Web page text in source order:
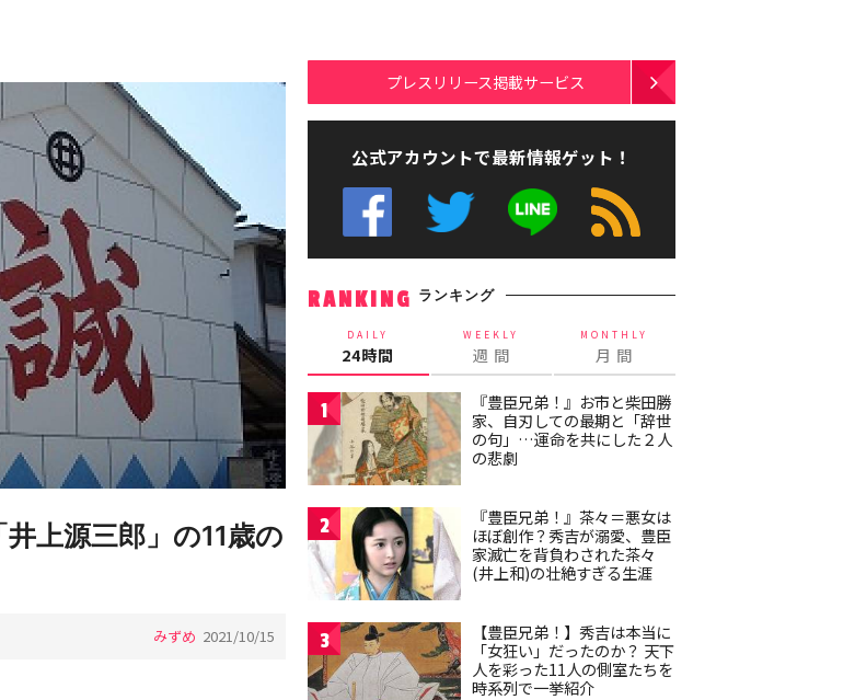
上源三郎」の11歳の
みずめ 2021/10/15
プレスリリース掲載サービス
公式アカウントで最新情報ゲット！
RANKING ランキング
DAILY
24時間
WEEKLY
週 間
MONTHLY
月 間
1
『豊臣兄弟！』お市と柴田勝
家、自刃しての最期と「辞世
の句」…運命を共にした２人
の悲劇
2
『豊臣兄弟！』茶々＝悪女は
ほぼ創作？秀吉が溺愛、豊臣
家滅亡を背負わされた茶々
(井上和)の壮絶すぎる生涯
3
【豊臣兄弟！】秀吉は本当に
「女狂い」だったのか？ 天下
人を彩った11人の側室たちを
時系列で一挙紹介